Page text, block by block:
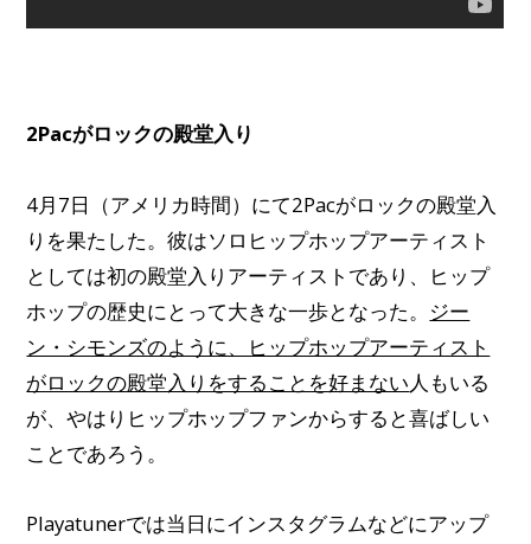
2Pacがロックの殿堂入り
4月7日（アメリカ時間）にて2Pacがロックの殿堂入
りを果たした。彼はソロヒップホップアーティスト
としては初の殿堂入りアーティストであり、ヒップ
ホップの歴史にとって大きな一歩となった。 ジー
ン・シモンズのように、ヒップホップアーティスト
がロックの殿堂入りをすることを好まない人もいる
が、やはりヒップホップファンからすると喜ばしい
ことであろう。
Playatunerでは当日にインスタグラムなどにアップ